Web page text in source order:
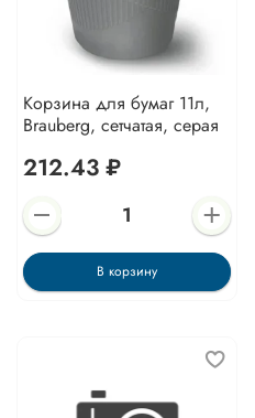
Корзина для бумаг 11л,
Brauberg, сетчатая, серая
212.43 ₽
В корзину